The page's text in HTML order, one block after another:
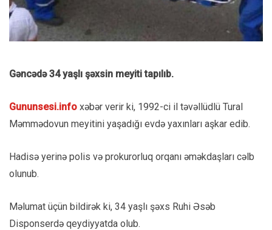
Gəncədə 34 yaşlı şəxsin meyiti tapılıb.
Gununsesi.info xəbər verir ki, 1992-ci il təvəllüdlü Tural
Məmmədovun meyitini yaşadığı evdə yaxınları aşkar edib.
Hadisə yerinə polis və prokurorluq orqanı əməkdaşları cəlb
olunub.
Məlumat üçün bildirək ki, 34 yaşlı şəxs Ruhi Əsəb
Disponserdə qeydiyyatda olub.